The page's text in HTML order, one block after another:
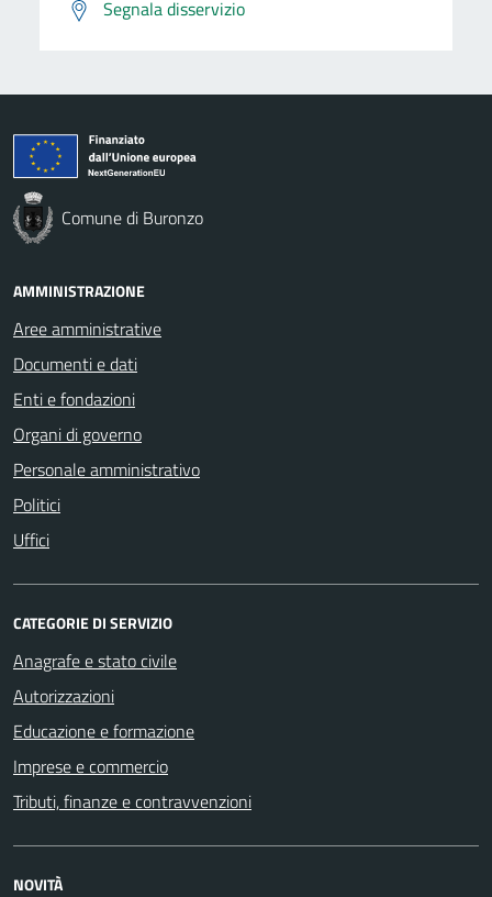
Segnala disservizio
Comune di Buronzo
AMMINISTRAZIONE
Aree amministrative
Documenti e dati
Enti e fondazioni
Organi di governo
Personale amministrativo
Politici
Uffici
CATEGORIE DI SERVIZIO
Anagrafe e stato civile
Autorizzazioni
Educazione e formazione
Imprese e commercio
Tributi, finanze e contravvenzioni
NOVITÀ